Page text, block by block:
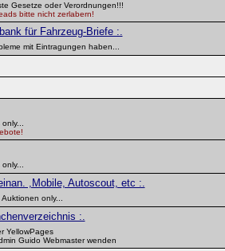
Gesetze oder Verordnungen!!!
bitte nicht zerlabern!
für Fahrzeug-Briefe :.
mit Eintragungen haben...
,Mobile, Autoscout, etc :.
only...
:.
YellowPages
Guido Webmaster wenden